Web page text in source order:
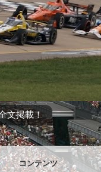
文掲載！
コンテンツ